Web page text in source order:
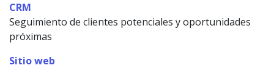
CRM
Seguimiento de clientes potenciales y oportunidades
próximas
Sitio web